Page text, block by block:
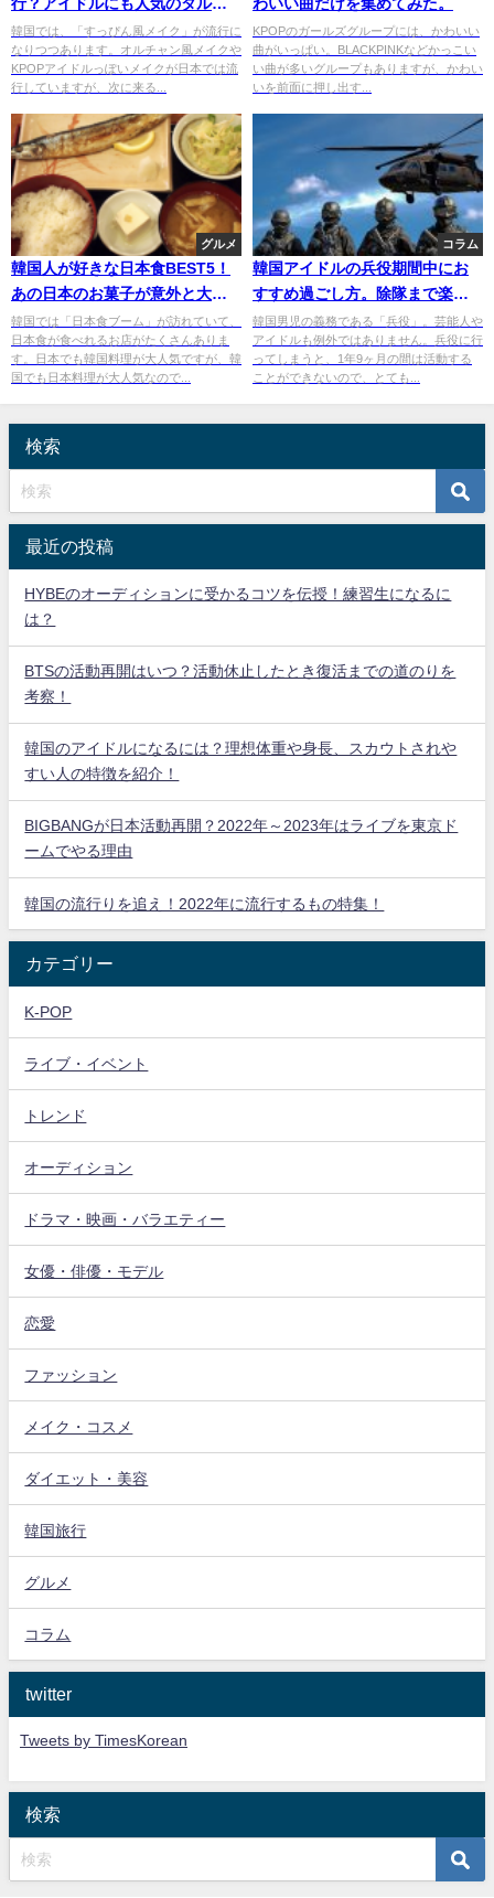
マンメイクに注目！
韓国では、「すっぴん風メイク」が流行に
なりつつあります。オルチャン風メイクや
KPOPアイドルっぽいメイクが日本では流
行していますが、次に来る...
KPOPのガールズグループには、かわいい
曲がいっぱい。BLACKPINKなどかっこい
い曲が多いグループもありますが、かわい
いを前面に押し出す...
グルメ
韓国人が好きな日本食BEST5！
あの日本のお菓子が意外と大人
気！？
韓国では「日本食ブーム」が訪れていて、
日本食が食べれるお店がたくさんありま
す。日本でも韓国料理が大人気ですが、韓
国でも日本料理が大人気なので...
コラム
韓国アイドルの兵役期間中にお
すすめ過ごし方。除隊まで楽し
く過ごすには？
韓国男児の義務である「兵役」。芸能人や
アイドルも例外ではありません。兵役に行
ってしまうと、1年9ヶ月の間は活動する
ことができないので、とても...
検索
最近の投稿
HYBEのオーディションに受かるコツを伝授！練習生になるに
は？
BTSの活動再開はいつ？活動休止したとき復活までの道のりを
考察！
韓国のアイドルになるには？理想体重や身長、スカウトされや
すい人の特徴を紹介！
BIGBANGが日本活動再開？2022年～2023年はライブを東京ド
ームでやる理由
韓国の流行りを追え！2022年に流行するもの特集！
カテゴリー
K-POP
ライブ・イベント
トレンド
オーディション
ドラマ・映画・バラエティー
女優・俳優・モデル
恋愛
ファッション
メイク・コスメ
ダイエット・美容
韓国旅行
グルメ
コラム
twitter
Tweets by TimesKorean
検索